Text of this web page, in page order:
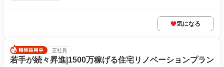
気になる
正社員
若手が続々昇進|1500万稼げる住宅リノベーションプラン